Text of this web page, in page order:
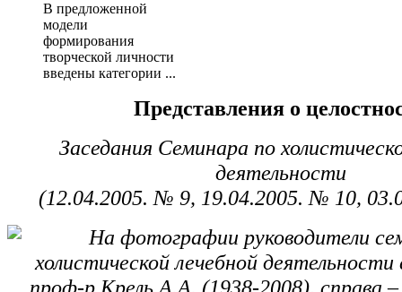
В предложенной
модели
формирования
творческой личности
введены категории ...
Представления о
Заседания Семинара по
деятельности
(12.04.2005. № 9, 19.04.2005. № 10,